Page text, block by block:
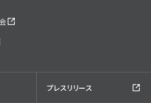
プレスリリース